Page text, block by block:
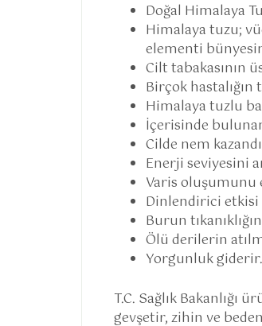
Doğal Himalaya
Himalaya tuzu;
elementi
Cilt tabakasının
Birçok
Himalaya tuzlu
İçerisinde
Cilde nem
Enerji seviyesini
Varis oluşumunu
Dinlendirici etkisi
Burun
Ölü derilerin
Yorgunluk giderir.
T.C. Sağlık
gevşetir, zihin ve